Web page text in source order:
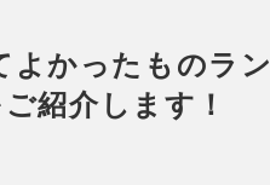
よかったものラ
紹介します！